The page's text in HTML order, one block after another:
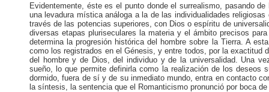
Evidentemente, éste es el punto donde el surrealismo, pasando
una levadura mística análoga a la de las individualidades
través de las potencias superiores, con Dios o espíritu de
diversas etapas pluriseculares la materia y el ámbito precisos
determina la progresión histórica del hombre sobre la Tierra. A
como los registrados en el Génesis, y entre todos, por la
del hombre y de Dios, del individuo y de la universalidad. Una
sueño, lo que permite definirla como la realización de los deseos
dormido, fuera de sí y de su inmediato mundo, entra en contacto
la síntesis, la sentencia que el Romanticismo pronunció por boca